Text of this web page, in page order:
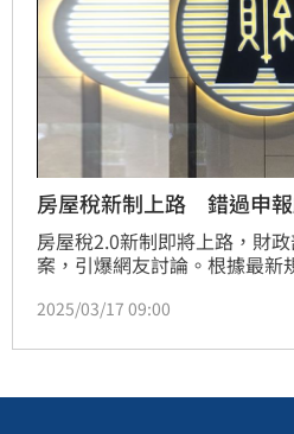
房屋稅新制上路 錯過申
房屋稅2.0新制即將上路，財
案，引爆網友討論。根據最新
直接免徵房屋稅，無需申報，
務基準日。
2025/03/17 09:00